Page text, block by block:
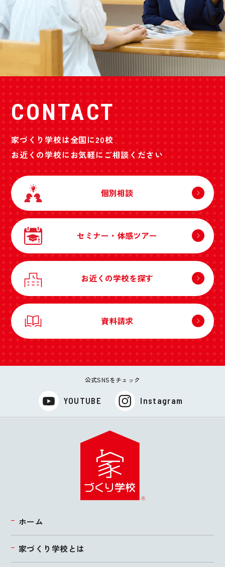
CONTACT
家づくり学校は全国に20校
お近くの学校にお気軽にご相談ください
個別相談
セミナー・体感ツアー
お近くの学校を探す
資料請求
公式SNSをチェック
YOUTUBE Instagram
ホーム
家づくり学校とは